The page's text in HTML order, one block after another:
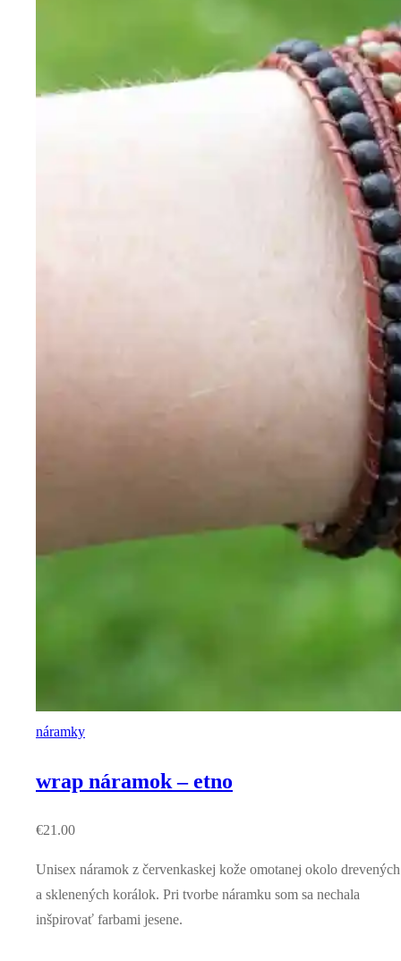
náramky
wrap náramok – etno
€21.00
Unisex náramok z červenkaskej kože omotanej okolo drevených
a sklenených korálok. Pri tvorbe náramku som sa nechala
inšpirovať farbami jesene.